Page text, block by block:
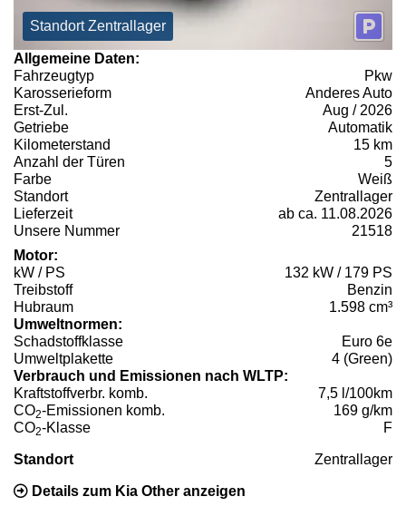
Standort Zentrallager
Allgemeine Daten:
Fahrzeugtyp
Pkw
Karosserieform
Anderes Auto
Erst-Zul.
Aug / 2026
Getriebe
Automatik
Kilometerstand
15 km
Anzahl der Türen
5
Farbe
Weiß
Standort
Zentrallager
Lieferzeit
ab ca. 11.08.2026
Unsere Nummer
21518
Motor:
kW / PS
132 kW / 179 PS
Treibstoff
Benzin
Hubraum
1.598 cm³
Umweltnormen:
Schadstoffklasse
Euro 6e
Umweltplakette
4 (Green)
Verbrauch und Emissionen nach WLTP:
Kraftstoffverbr. komb.
7,5 l/100km
CO2-Emissionen komb.
169 g/km
CO2-Klasse F
Standort Zentrallager
Details zum Kia Other anzeigen